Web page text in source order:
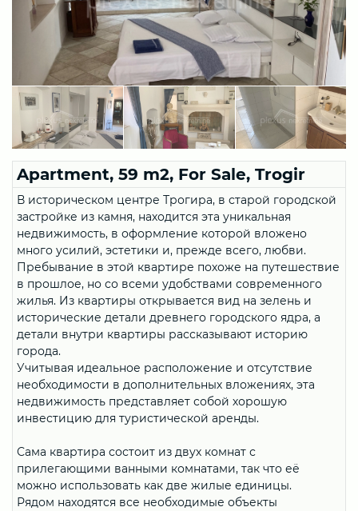
Apartment, 59 m2, For Sale, Trogir
В историческом центре Трогира, в старой городской
застройке из камня, находится эта уникальная
недвижимость, в оформление которой вложено
много усилий, эстетики и, прежде всего, любви.
Пребывание в этой квартире похоже на путешествие
в прошлое, но со всеми удобствами современного
жилья. Из квартиры открывается вид на зелень и
исторические детали древнего городского ядра, а
детали внутри квартиры рассказывают историю
города.
Учитывая идеальное расположение и отсутствие
необходимости в дополнительных вложениях, эта
недвижимость представляет собой хорошую
инвестицию для туристической аренды.
Сама квартира состоит из двух комнат с
прилегающими ванными комнатами, так что её
можно использовать как две жилые единицы.
Рядом находятся все необходимые объекты